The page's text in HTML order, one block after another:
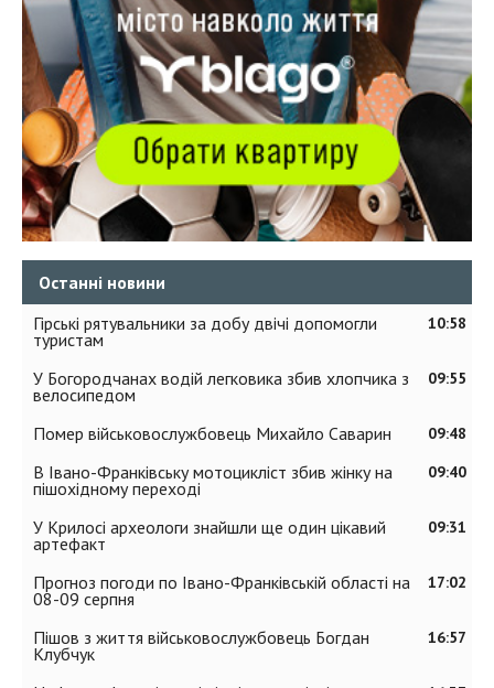
Останні новини
10:58
Гірські рятувальники за добу двічі допомогли
туристам
09:55
У Богородчанах водій легковика збив хлопчика з
велосипедом
09:48
Помер військовослужбовець Михайло Саварин
09:40
В Івано-Франківську мотоцикліст збив жінку на
пішохідному переході
09:31
У Крилосі археологи знайшли ще один цікавий
артефакт
17:02
Прогноз погоди по Івано-Франківській області на
08-09 серпня
16:57
Пішов з життя військовослужбовець Богдан
Клубчук